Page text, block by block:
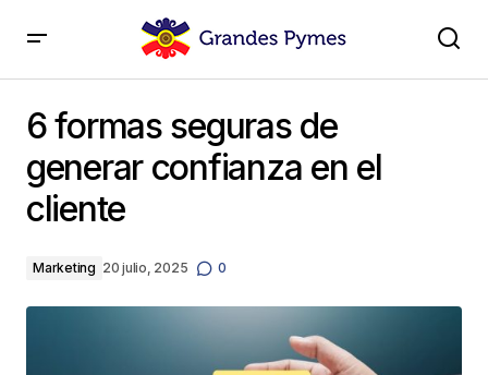
6 formas seguras de
generar confianza en el
cliente
Marketing 20 julio, 2025 0